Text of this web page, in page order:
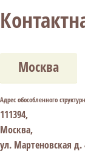
Москва
Адрес обособленного
111394,
Москва,
ул. Мартеновская д.